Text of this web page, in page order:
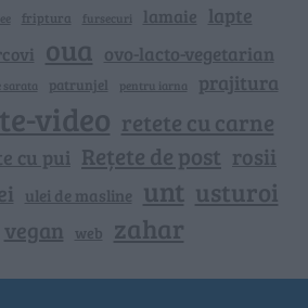
friptura fursecuri lamaie lapte
oua ovo-lacto-vegetarian
sarata patrunjel pentru iarna prajitura
video retete cu carne
cu pui Rețete de post rosii
ulei de masline unt usturoi
vegan web zahar